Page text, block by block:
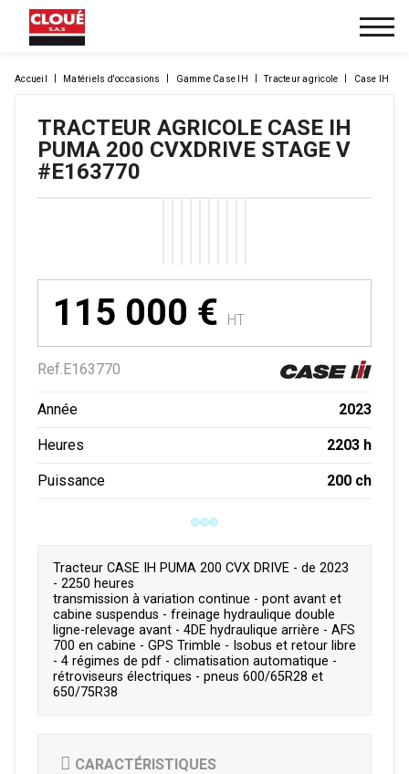
Accueil Matériels d'occasions Gamme Case IH Tracteur agricole Case IH
TRACTEUR AGRICOLE CASE IH
PUMA 200 CVXDRIVE STAGE V
#E163770
Tracteur CASE IH PUMA 200 CVX DRIVE - de 2023
- 2250 heures
transmission à variation continue - pont avant et
cabine suspendus - freinage hydraulique double
ligne-relevage avant - 4DE hydraulique arrière - AFS
700 en cabine - GPS Trimble - Isobus et retour libre
- 4 régimes de pdf - climatisation automatique -
rétroviseurs électriques - pneus 600/65R28 et
650/75R38
CARACTÉRISTIQUES
115 000 € HT
Ref. E163770
Année 2023
Heures 2203 h
Puissance 200 ch